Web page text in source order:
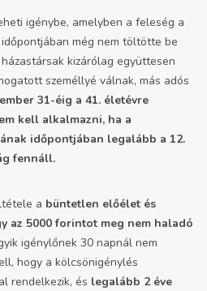
igénybe, amelyben a feleség a
még nem töltötte be
kizárólag együttesen
személlyé válnak, más adós
31-éig a 41. életévre
kell alkalmazni, ha a
időpontjában legalább a 12.
fennáll.
a büntetlen előélet és
az 5000 forintot meg nem haladó
igénylőnek 30 napnál nem
hogy a kölcsönigénylés
rendelkezik, és legalább 2 éve